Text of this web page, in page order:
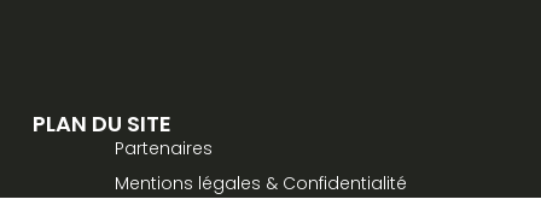
PLAN DU SITE
Partenaires
Mentions légales & Confidentialité